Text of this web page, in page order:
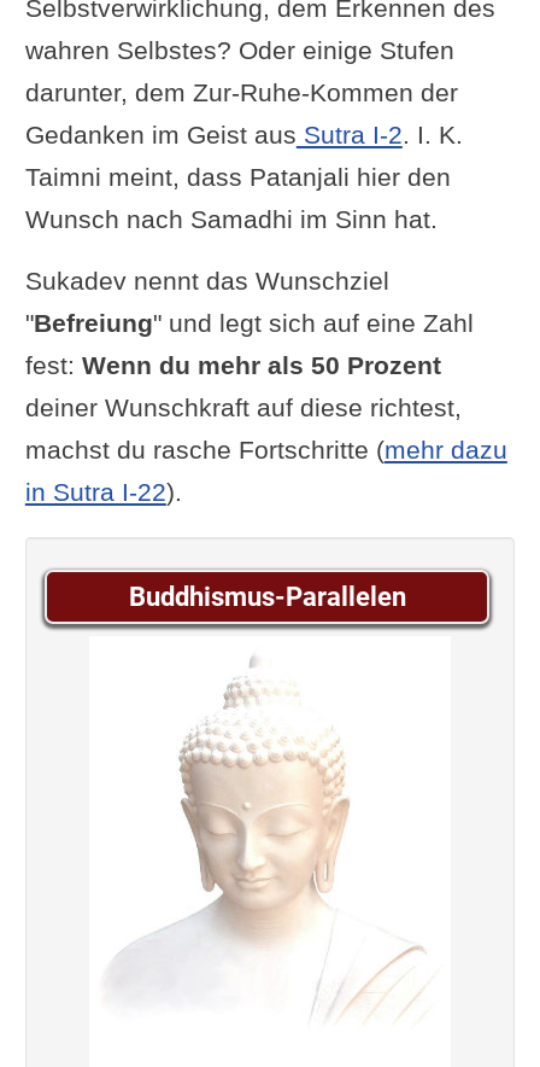
Selbstverwirklichung, dem Erkennen des
wahren Selbstes? Oder einige Stufen
darunter, dem Zur-Ruhe-Kommen der
Gedanken im Geist aus Sutra I-2. I. K.
Taimni meint, dass Patanjali hier den
Wunsch nach Samadhi im Sinn hat.
Sukadev nennt das Wunschziel
"Befreiung" und legt sich auf eine Zahl
fest: Wenn du mehr als 50 Prozent
deiner Wunschkraft auf diese richtest,
machst du rasche Fortschritte (mehr dazu
in Sutra I-22).
Buddhismus-Parallelen